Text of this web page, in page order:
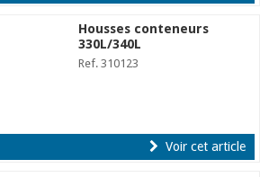
Housses conteneurs
330L/340L
Ref. 310123
Voir cet article